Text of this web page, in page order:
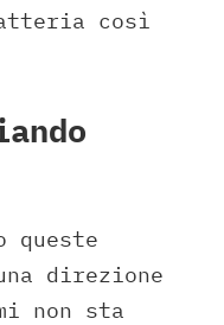
così
queste
direzione
non sta